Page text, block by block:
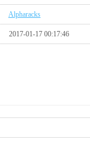
Alpharacks
2017-01-17 00:17:46